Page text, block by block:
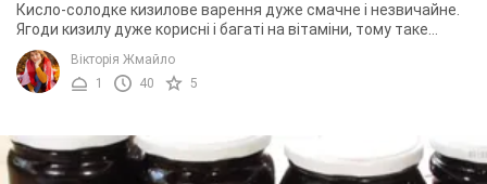
Кисло-солодке кизилове варення дуже смачне і незвичайне.
Ягоди кизилу дуже корисні і багаті на вітаміни, тому таке
варення підвищує імунітет і сприяє ...
Вікторія Жмайло
1
40 5